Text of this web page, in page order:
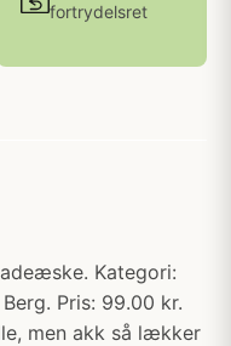
fortrydelsret
Kategori:
Pris: 99.00 kr.
men akk så lækker